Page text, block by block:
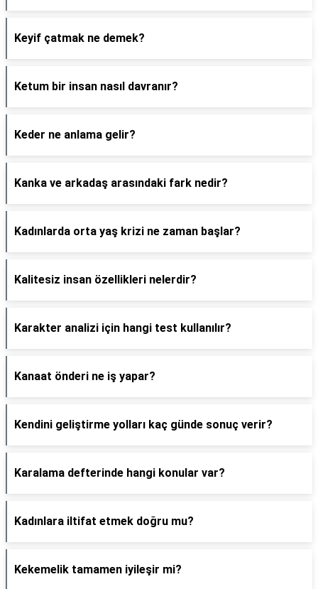
Keyif çatmak ne demek?
Ketum bir insan nasıl davranır?
Keder ne anlama gelir?
Kanka ve arkadaş arasındaki fark nedir?
Kadınlarda orta yaş krizi ne zaman başlar?
Kalitesiz insan özellikleri nelerdir?
Karakter analizi için hangi test kullanılır?
Kanaat önderi ne iş yapar?
Kendini geliştirme yolları kaç günde sonuç verir?
Karalama defterinde hangi konular var?
Kadınlara iltifat etmek doğru mu?
Kekemelik tamamen iyileşir mi?